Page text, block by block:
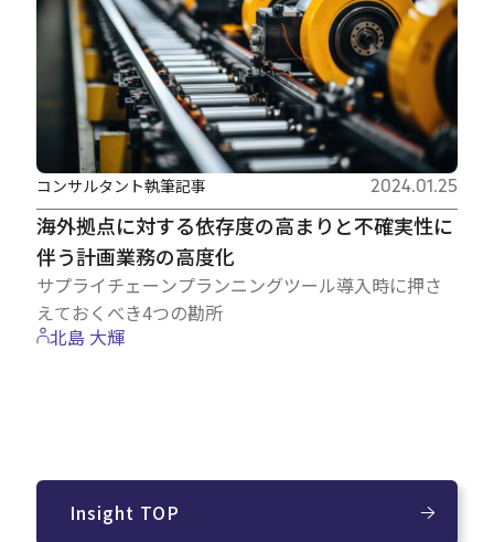
海外拠点に対する依存度の高まりと不確実性に
伴う計画業務の高度化
サプライチェーンプランニングツール導入時に押さ
えておくべき4つの勘所
コンサルタント執筆記事 2024.01.25
北島 大輝
Insight TOP